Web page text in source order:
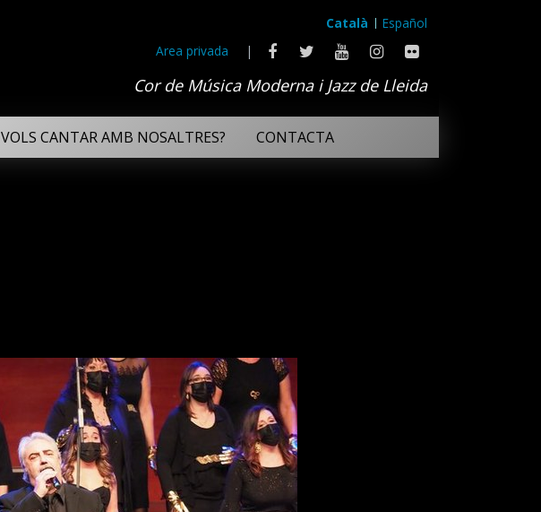
Català
Español
Area privada
|
Cor de Música Moderna i Jazz de Lleida
VOLS CANTAR AMB NOSALTRES? CONTACTA